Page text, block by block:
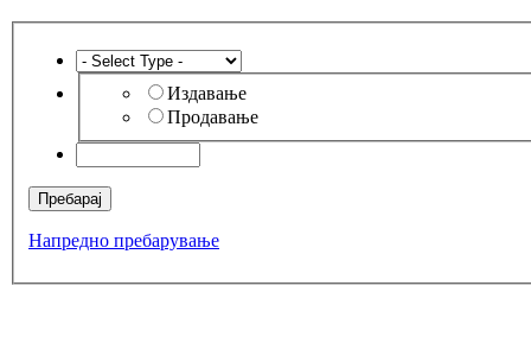
Издавање
Продавање
Напредно пребарување